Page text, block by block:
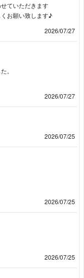
ていただきます
お願い致します♪
2026/07/27
。
2026/07/27
2026/07/25
2026/07/25
2026/07/25